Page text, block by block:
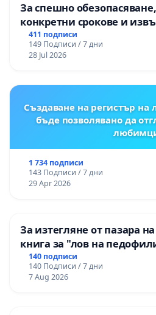
За спешно
конкретни срокове и
цялостна рехабилитация
републиканския път
„Тракия“ - гр. Ихтиман - с.
411 подписи
149 Подписи / 7 дни
28 Jul 2026
Създаване на регистър на
бъде позволявано да
1 734 подписи
143 Подписи / 7 дни
29 Apr 2026
За изтегляне от пазара
книга за "лов на
деца
140 подписи
140 Подписи / 7 дни
7 Aug 2026